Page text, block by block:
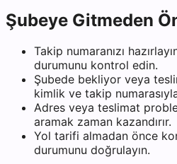
Şubeye Gitmeden
Takip numaranızı
durumunu kontrol edin.
Şubede bekliyor veya
kimlik ve takip
Adres veya teslimat
aramak zaman kazandırır.
Yol tarifi almadan önce
durumunu doğrulayın.